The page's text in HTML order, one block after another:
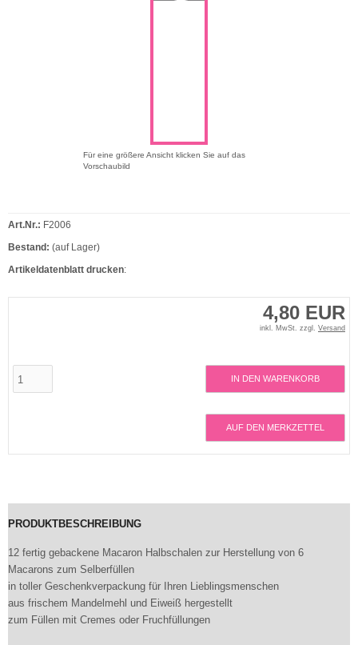
Für eine größere Ansicht klicken Sie auf das
Vorschaubild
4,80 EUR
inkl. MwSt. zzgl. Versand
IN DEN WARENKORB
AUF DEN MERKZETTEL
Art.Nr.: F2006
Bestand: (auf Lager)
Artikeldatenblatt drucken:
PRODUKTBESCHREIBUNG
12 fertig gebackene Macaron Halbschalen zur Herstellung von 6
Macarons zum Selberfüllen
in toller Geschenkverpackung für Ihren Lieblingsmenschen
aus frischem Mandelmehl und Eiweiß hergestellt
zum Füllen mit Cremes oder Fruchfüllungen